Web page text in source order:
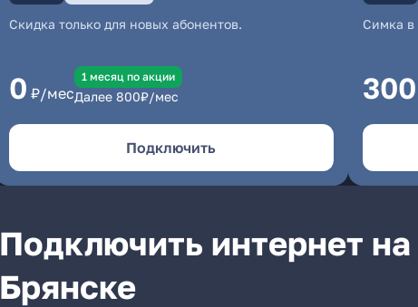
Скидка только для новых абонентов.
0 ₽/мес
1 месяц по акции
Далее 800₽/мес
Подключить
Симка в
300
Подключить интернет
Брянске